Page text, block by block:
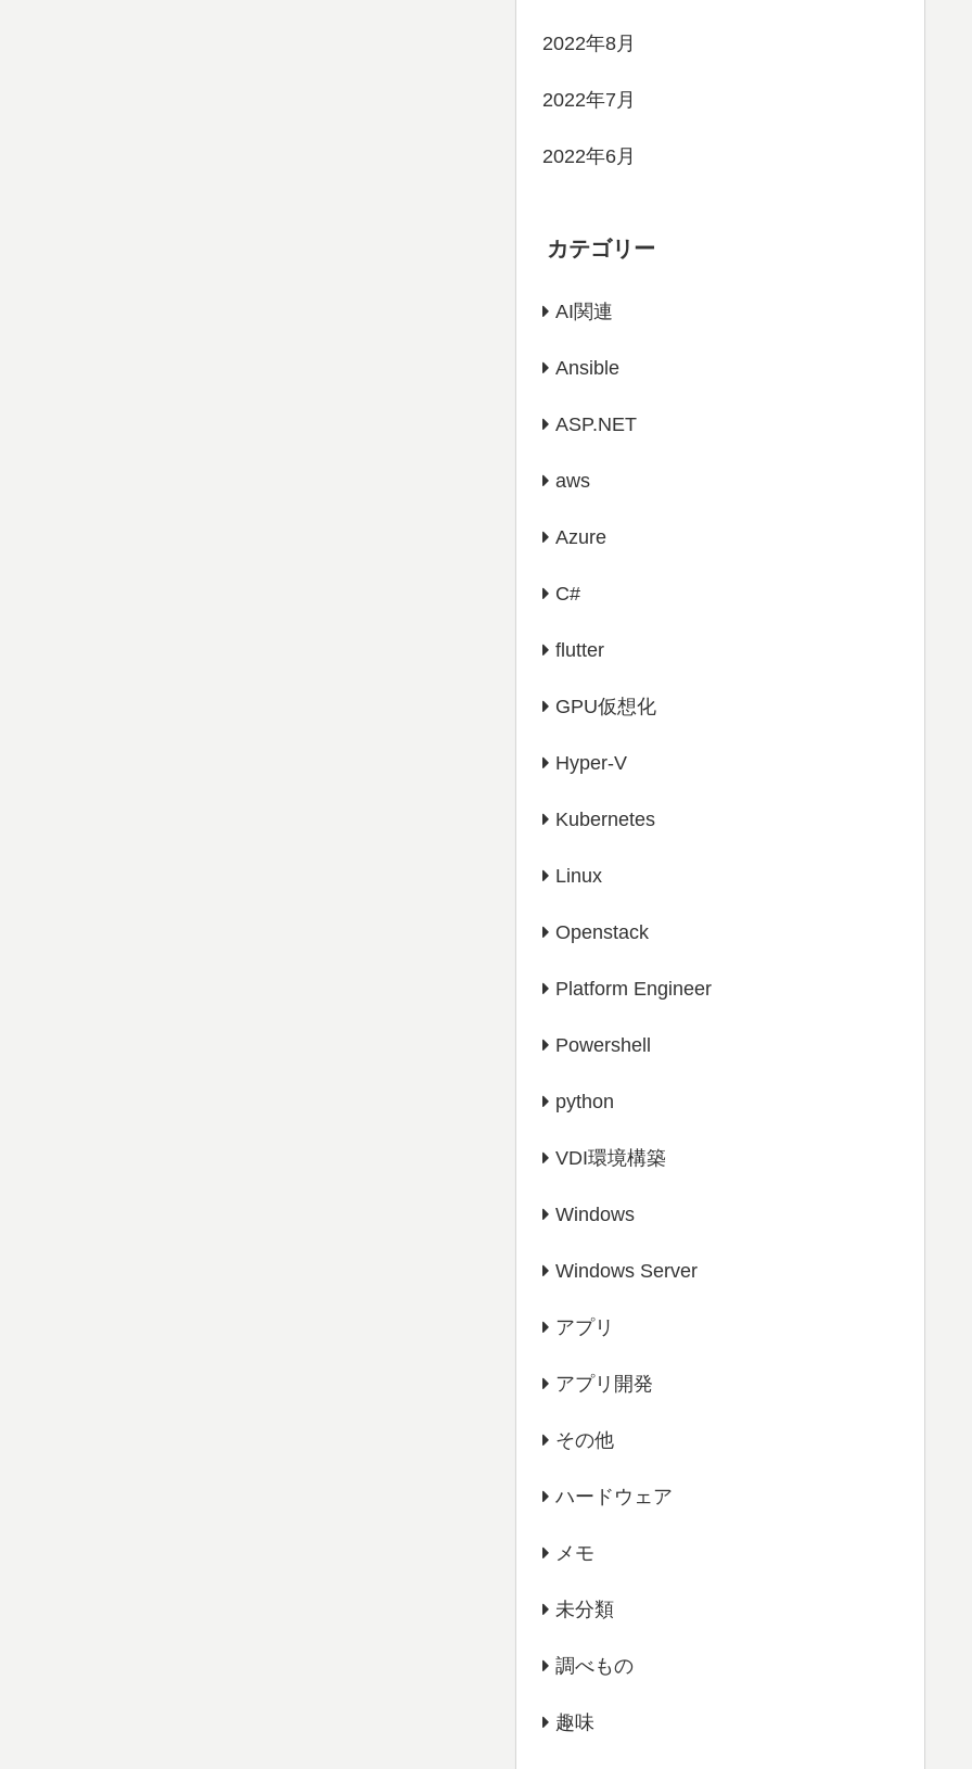
2022年8月
2022年7月
2022年6月
カテゴリー
AI関連
Ansible
ASP.NET
aws
Azure
C#
flutter
GPU仮想化
Hyper-V
Kubernetes
Linux
Openstack
Platform Engineer
Powershell
python
VDI環境構築
Windows
Windows Server
アプリ
アプリ開発
その他
ハードウェア
メモ
未分類
調べもの
趣味